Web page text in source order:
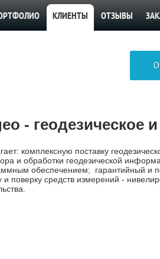
КЛИЕНТЫ ОТЗЫВЫ
- геодезическое
комплексную поставку
и обработки геодезической
обеспечением; гарантийный и
и поверку средств измерений -